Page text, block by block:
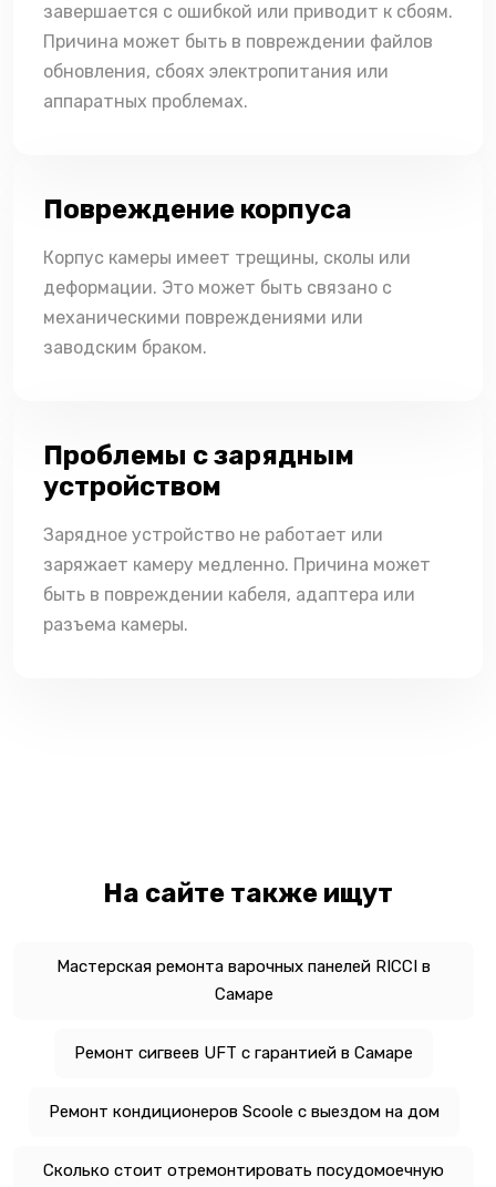
завершается с ошибкой или приводит к сбоям.
Причина может быть в повреждении файлов
обновления, сбоях электропитания или
аппаратных проблемах.
Повреждение корпуса
Корпус камеры имеет трещины, сколы или
деформации. Это может быть связано с
механическими повреждениями или
заводским браком.
Проблемы с зарядным
устройством
Зарядное устройство не работает или
заряжает камеру медленно. Причина может
быть в повреждении кабеля, адаптера или
разъема камеры.
На сайте также ищут
Мастерская ремонта варочных панелей RICCI в
Самаре
Ремонт сигвеев UFT с гарантией в Самаре
Ремонт кондиционеров Scoole с выездом на дом
Сколько стоит отремонтировать посудомоечную